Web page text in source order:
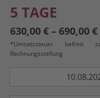
5 TAGE
630,00€ – 690,00€
*Umsatzsteuer befreit
Rechnungsstellung